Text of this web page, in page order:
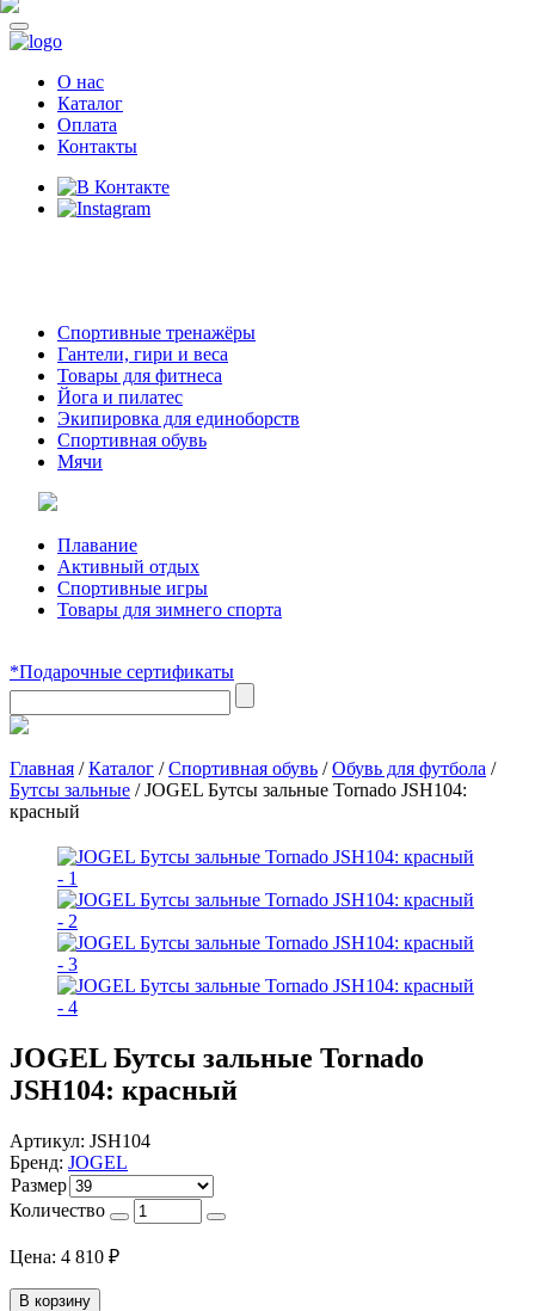
О нас
Каталог
Оплата
Контакты
Спортивные тренажёры
Гантели, гири и веса
Товары для фитнеса
Йога и пилатес
Экипировка для единоборств
Спортивная обувь
Мячи
Плавание
Активный отдых
Спортивные игры
Товары для зимнего спорта
*Подарочные сертификаты
Главная /Каталог /Спортивная обувь /Обувь для футбола /
Бутсы зальные /JOGEL Бутсы зальные Tornado JSH104:
красный
JOGEL Бутсы зальные Tornado
JSH104: красный
Артикул: JSH104
Бренд: JOGEL
Размер
Количество
Цена: 4 810 ₽
В корзину